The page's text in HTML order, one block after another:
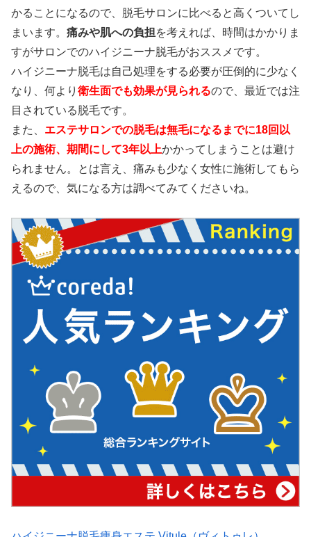
かることになるので、脱毛サロンに比べると高くついてし
まいます。 痛みや肌への負担を考えれば、時間はかかりま
すがサロンでのハイジニーナ脱毛がおススメです。
ハイジニーナ脱毛は自己処理をする必要が圧倒的に少なく
なり、何より 衛生面でも効果が見られるので、最近では注
目されている脱毛です。
また、 エステサロンでの脱毛は無毛になるまでに18回以
上の施術、期間にして3年以上かかってしまうことは避け
られません。とは言え、痛みも少なく女性に施術してもら
えるので、気になる方は調べてみてくださいね。